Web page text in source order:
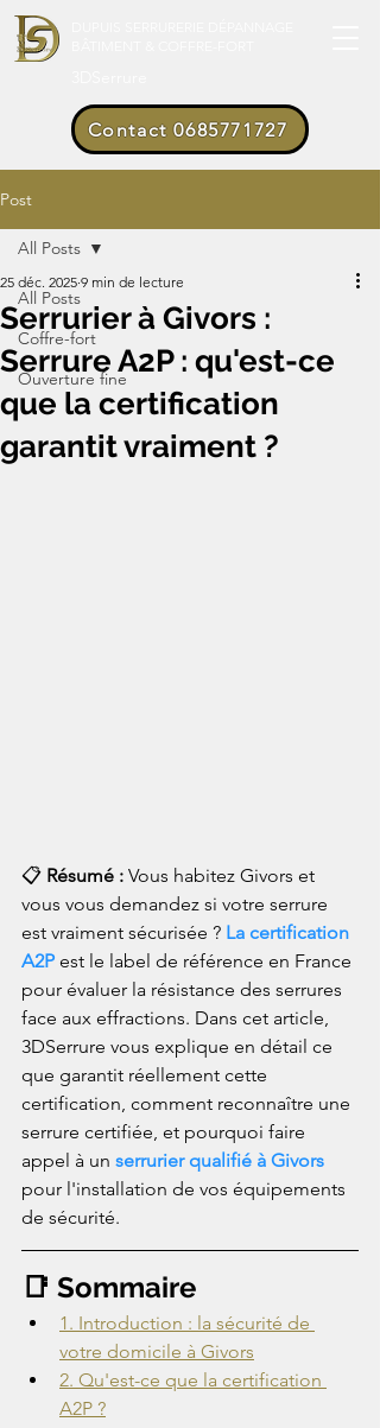
Contact 0685771727
Post
All Posts
Coffre-fort
Ouverture fine
All Posts
Serrurier à Givors :
Serrure A2P : qu'est-ce
que la certification
garantit vraiment ?
25 déc. 2025 9 min de lecture
📋 Résumé : Vous habitez Givors et
vous vous demandez si votre serrure
est vraiment sécurisée ? La certification
A2P est le label de référence en France
pour évaluer la résistance des serrures
face aux effractions. Dans cet article,
3DSerrure vous explique en détail ce
que garantit réellement cette
certification, comment reconnaître une
serrure certifiée, et pourquoi faire
appel à un serrurier qualifié à Givors
pour l'installation de vos équipements
de sécurité.
📑 Sommaire
1. Introduction : la sécurité de
votre domicile à Givors
2. Qu'est-ce que la certification
A2P ?